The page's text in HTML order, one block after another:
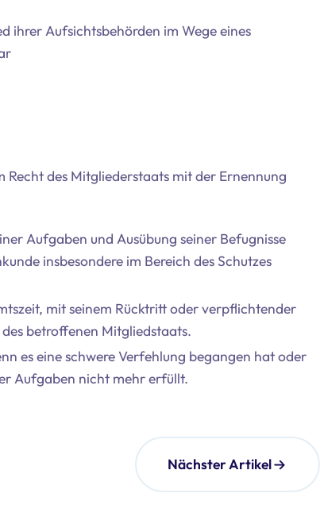
ihrer Aufsichtsbehörden im Wege eines
des Mitgliederstaats mit der Ernennung
Aufgaben und Ausübung seiner Befugnisse
insbesondere im Bereich des Schutzes
mit seinem Rücktritt oder verpflichtender
betroffenen Mitgliedstaats.
es eine schwere Verfehlung begangen hat oder
Aufgaben nicht mehr erfüllt.
Nächster Artikel